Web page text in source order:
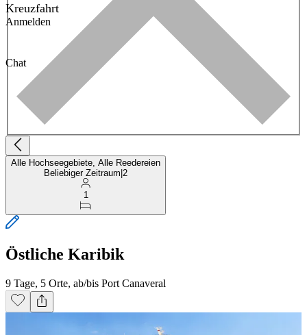
Kreuzfahrt
Anmelden
Chat
Alle Hochseegebiete, Alle Reedereien
Beliebiger Zeitraum 2
1
Östliche Karibik
9 Tage, 5 Orte, ab/bis Port Canaveral